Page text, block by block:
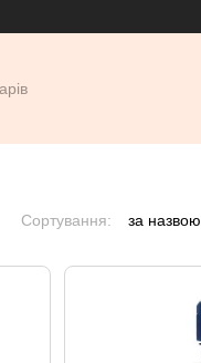
Сортування: за назвою